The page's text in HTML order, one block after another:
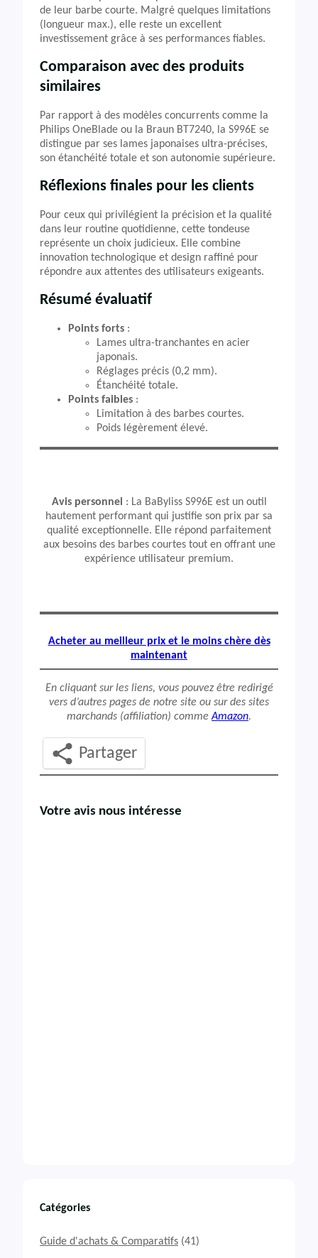
de leur barbe courte. Malgré quelques limitations
(longueur max.), elle reste un excellent
investissement grâce à ses performances fiables.
Comparaison avec des produits
similaires
Par rapport à des modèles concurrents comme la
Philips OneBlade ou la Braun BT7240, la S996E se
distingue par ses lames japonaises ultra-précises,
son étanchéité totale et son autonomie supérieure.
Réflexions finales pour les clients
Pour ceux qui privilégient la précision et la qualité
dans leur routine quotidienne, cette tondeuse
représente un choix judicieux. Elle combine
innovation technologique et design raffiné pour
répondre aux attentes des utilisateurs exigeants.
Résumé évaluatif
Points forts :
Lames ultra-tranchantes en acier
japonais.
Réglages précis (0,2 mm).
Étanchéité totale.
Points faibles :
Limitation à des barbes courtes.
Poids légèrement élevé.
Avis personnel : La BaByliss S996E est un outil
hautement performant qui justifie son prix par sa
qualité exceptionnelle. Elle répond parfaitement
aux besoins des barbes courtes tout en offrant une
expérience utilisateur premium.
Acheter au meilleur prix et le moins chère dès
maintenant
En cliquant sur les liens, vous pouvez être redirigé
vers d’autres pages de notre site ou sur des sites
marchands (affiliation) commeAmazon.
Partager
Votre avis nous intéresse
Catégories
Guide d'achats & Comparatifs (41)